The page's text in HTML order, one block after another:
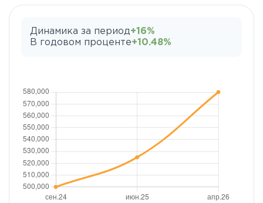
Динамика за период+16%
В годовом проценте+10.48%